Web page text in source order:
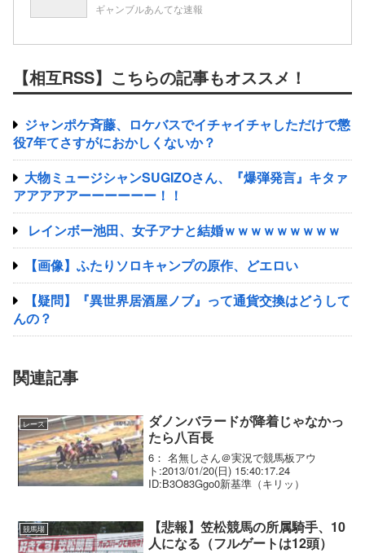
ギャンブルあんてな速報
【相互RSS】こちらの記事もオススメ！
ジャンポケ斉藤、ロケバスでイチャイチャしただけで懲
役7年てさすがにおかしくないか？
大物ミュージシャンSUGIZOさん、『爆弾発言』キタァ
アアアアアーーーーーー！！
レインボー池田、女子アナと結婚ｗｗｗｗｗｗｗｗｗ
【画像】ふたりソロキャンプの原作、どエロい
【疑問】『異世界居酒屋ノブ』って通貨交換はどうして
んの？
関連記事
レース
ダノンバラードが降着じゃなかっ
たら八百長
6： 名無しさん＠実況で競馬板アウ
ト:2013/01/20(日) 15:40:17.24
ID:B3O83Ggo0新基準（キリッ）
競馬場
【悲報】笠松競馬の所属騎手、10
人になる（フルゲートは12頭）